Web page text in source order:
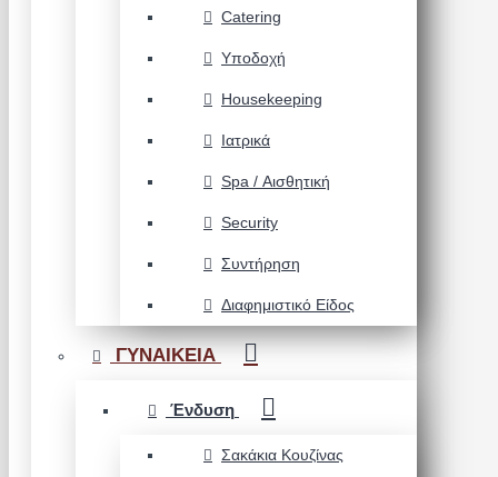
Catering
Υποδοχή
Housekeeping
Ιατρικά
Spa / Αισθητική
Security
Συντήρηση
Διαφημιστικό Είδος
ΓΥΝΑΙΚΕΙΑ
Ένδυση
Σακάκια Κουζίνας